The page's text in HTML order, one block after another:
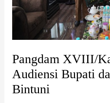
Pangdam XVIII/
Audiensi Bupati
Bintuni
Teluk
Bintuni